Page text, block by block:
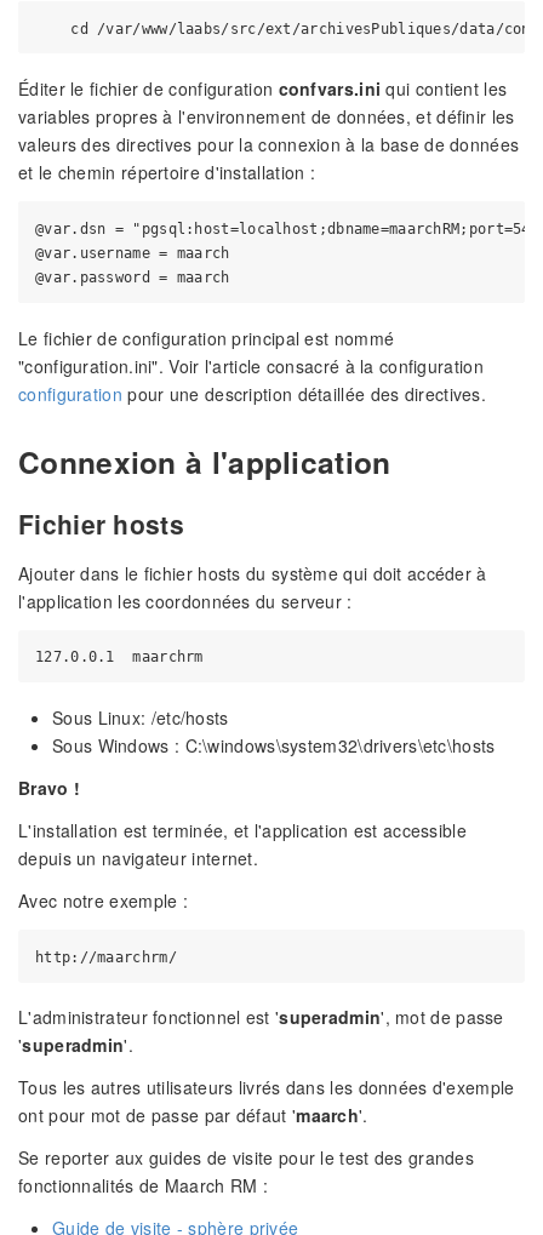
Éditer le fichier de configuration confvars.ini qui contient les
variables propres à l'environnement de données, et définir les
valeurs des directives pour la connexion à la base de données
et le chemin répertoire d'installation :
@var.dsn =
@var.username = maarch
Le fichier de configuration principal est nommé
"configuration.ini". Voir l'article consacré à la configuration
configuration pour une description détaillée des directives.
Connexion à l'application
Fichier hosts
Ajouter dans le fichier hosts du système qui doit accéder à
l'application les coordonnées du serveur :
Sous Linux: /etc/hosts
Sous Windows : C:\windows\system32\drivers\etc\hosts
Bravo !
L'installation est terminée, et l'application est accessible
depuis un navigateur internet.
Avec notre exemple :
L'administrateur fonctionnel est 'superadmin', mot de passe
'superadmin'.
Tous les autres utilisateurs livrés dans les données d'exemple
ont pour mot de passe par défaut 'maarch'.
Se reporter aux guides de visite pour le test des grandes
fonctionnalités de Maarch RM :
Guide de visite - sphère privée